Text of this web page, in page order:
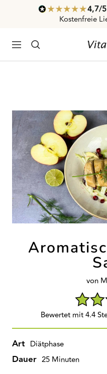
4,7/ 5
Kostenfreie
Navigation
von
Bewertet mit 4.4
Art Diätphase
Dauer 25 Minuten